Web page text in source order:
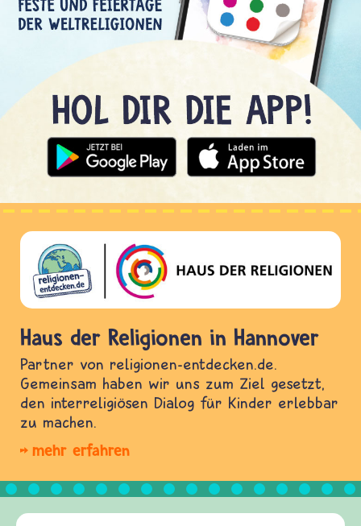
Haus der Religionen in Hannover
Partner von religionen-entdecken.de.
Gemeinsam haben wir uns zum Ziel gesetzt,
den interreligiösen Dialog für Kinder erlebbar
zu machen.
mehr erfahren